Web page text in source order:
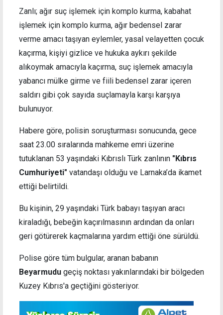
Zanlı; ağır suç işlemek için komplo kurma, kabahat
işlemek için komplo kurma, ağır bedensel zarar
verme amacı taşıyan eylemler, yasal velayetten çocuk
kaçırma, kişiyi gizlice ve hukuka aykırı şekilde
alıkoymak amacıyla kaçırma, suç işlemek amacıyla
yabancı mülke girme ve fiili bedensel zarar içeren
saldırı gibi çok sayıda suçlamayla karşı karşıya
bulunuyor.
Habere göre, polisin soruşturması sonucunda, gece
saat 23.00 sıralarında mahkeme emri üzerine
tutuklanan 53 yaşındaki Kıbrıslı Türk zanlının "Kıbrıs
Cumhuriyeti" vatandaşı olduğu ve Larnaka’da ikamet
ettiği belirtildi.
Bu kişinin, 29 yaşındaki Türk babayı taşıyan aracı
kiraladığı, bebeğin kaçırılmasının ardından da onları
geri götürerek kaçmalarına yardım ettiği öne sürüldü.
Polise göre tüm bulgular, aranan babanın
Beyarmudu geçiş noktası yakınlarındaki bir bölgeden
Kuzey Kıbrıs'a geçtiğini gösteriyor.